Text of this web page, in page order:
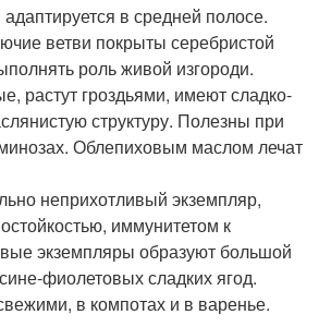
в средней полосе.
ветви покрыты серебристой
роль живой изгороди.
растут гроздьями, имеют сладко-
структуру. Полезны при
Облепиховым маслом лечат
неприхотливый экземпляр,
иммунитетом к
экземпляры образуют большой
фиолетовых сладких ягод.
в компотах и в варенье.